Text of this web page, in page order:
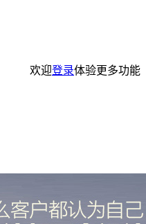
欢迎登录体验更多功能